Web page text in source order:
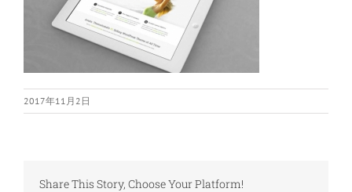
2017年11月2日
Share This Story, Choose Your Platform!